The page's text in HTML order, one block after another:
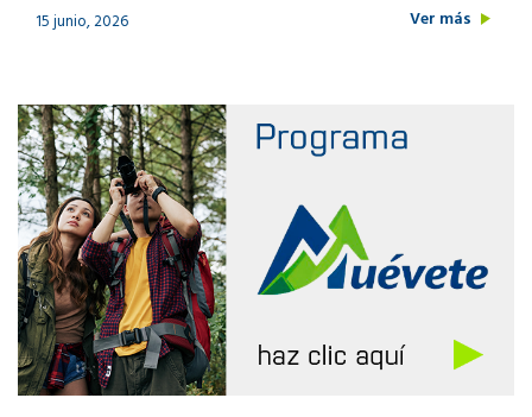
15 junio, 2026 Ver más